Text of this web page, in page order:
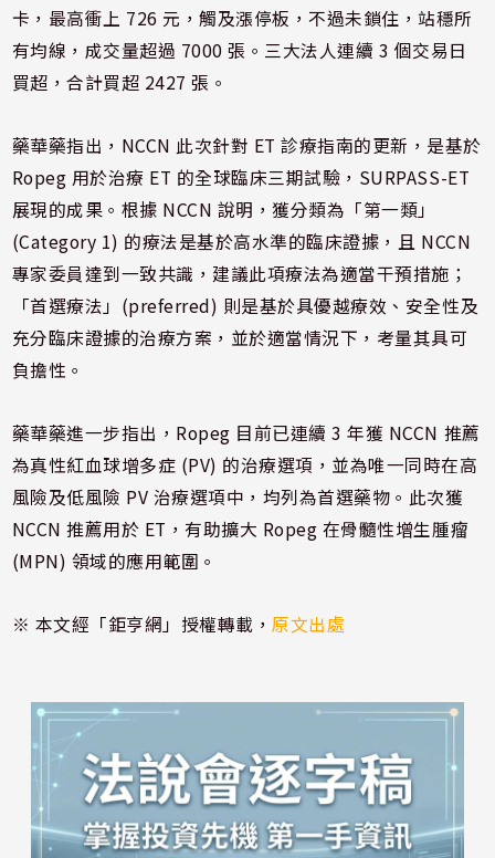
卡，最高衝上 726 元，觸及漲停板，不過未鎖住，站穩所
有均線，成交量超過 7000 張。三大法人連續 3 個交易日
買超，合計買超 2427 張。
藥華藥指出，NCCN 此次針對 ET 診療指南的更新，是基於
Ropeg 用於治療 ET 的全球臨床三期試驗，SURPASS-ET
展現的成果。根據 NCCN 說明，獲分類為「第一類」
(Category 1) 的療法是基於高水準的臨床證據，且 NCCN
專家委員達到一致共識，建議此項療法為適當干預措施；
「首選療法」(preferred) 則是基於具優越療效、安全性及
充分臨床證據的治療方案，並於適當情況下，考量其具可
負擔性。
藥華藥進一步指出，Ropeg 目前已連續 3 年獲 NCCN 推薦
為真性紅血球增多症 (PV) 的治療選項，並為唯一同時在高
風險及低風險 PV 治療選項中，均列為首選藥物。此次獲
NCCN 推薦用於 ET，有助擴大 Ropeg 在骨髓性增生腫瘤
(MPN) 領域的應用範圍。
※ 本文經「鉅亨網」授權轉載，原文出處